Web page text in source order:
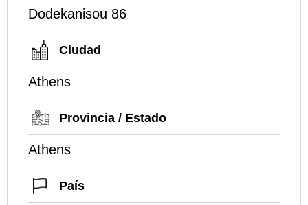
Dodekanisou 86
Ciudad
Athens
Provincia / Estado
Athens
País